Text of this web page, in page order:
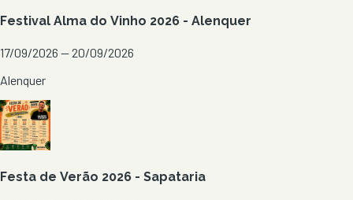
Festival Alma do Vinho 2026 - Alenquer
17/09/2026 — 20/09/2026
Alenquer
Festa de Verão 2026 - Sapataria